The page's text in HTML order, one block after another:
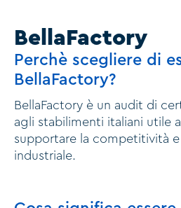
BellaFactory
Perchè scegliere di
BellaFactory?
BellaFactory è un audit di
agli stabilimenti italiani utile
supportare la competitività
industriale.